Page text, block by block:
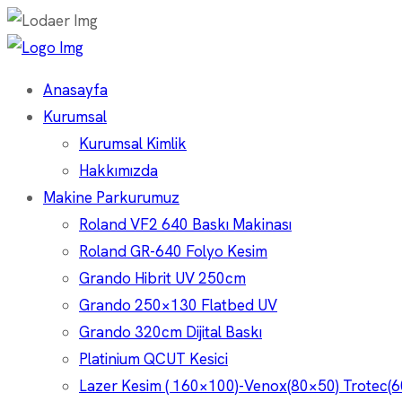
Anasayfa
Kurumsal
Kurumsal Kimlik
Hakkımızda
Makine Parkurumuz
Roland VF2 640 Baskı Makinası
Roland GR-640 Folyo Kesim
Grando Hibrit UV 250cm
Grando 250×130 Flatbed UV
Grando 320cm Dijital Baskı
Platinium QCUT Kesici
Lazer Kesim ( 160×100)-Venox(80×50)